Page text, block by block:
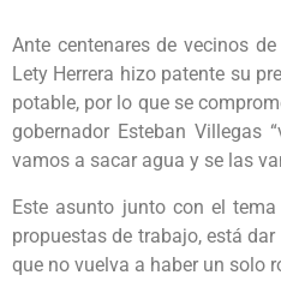
Ante centenares de vecinos
Lety Herrera hizo patente su
potable, por lo que se
gobernador Esteban Villegas
vamos a sacar agua y se las
Este asunto junto con el
propuestas de trabajo, está
que no vuelva a haber un solo